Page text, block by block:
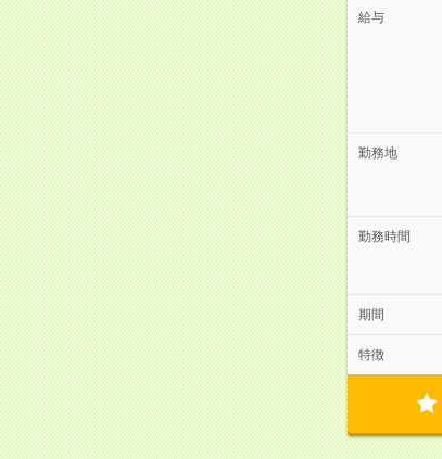
給与
勤務地
勤務時間
期間
特徴